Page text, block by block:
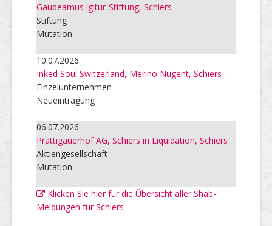
Gaudeamus igitur-Stiftung, Schiers
Stiftung
Mutation
10.07.2026:
Inked Soul Switzerland, Merino Nugent, Schiers
Einzelunternehmen
Neueintragung
06.07.2026:
Prättigauerhof AG, Schiers in Liquidation, Schiers
Aktiengesellschaft
Mutation
Klicken Sie hier für die Übersicht aller Shab-
Meldungen für Schiers